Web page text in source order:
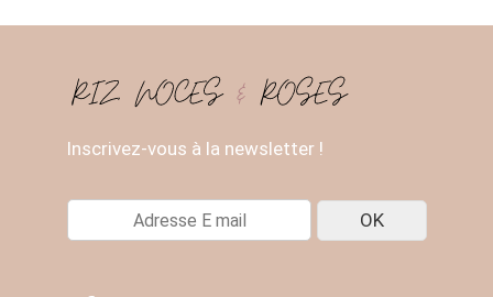
Inscrivez-vous à la newsletter !
E
OK